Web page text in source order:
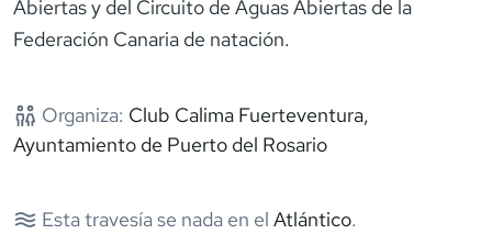
Abiertas y del Circuito de Aguas Abiertas de la
Federación Canaria de natación.
Organiza: Club Calima Fuerteventura,
Ayuntamiento de Puerto del Rosario
Esta travesía se nada en el Atlántico.